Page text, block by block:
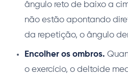
ângulo reto de baixo a
não estão apontando
da repetição, o ângulo
Encolher os ombros.
o exercício, o deltoide